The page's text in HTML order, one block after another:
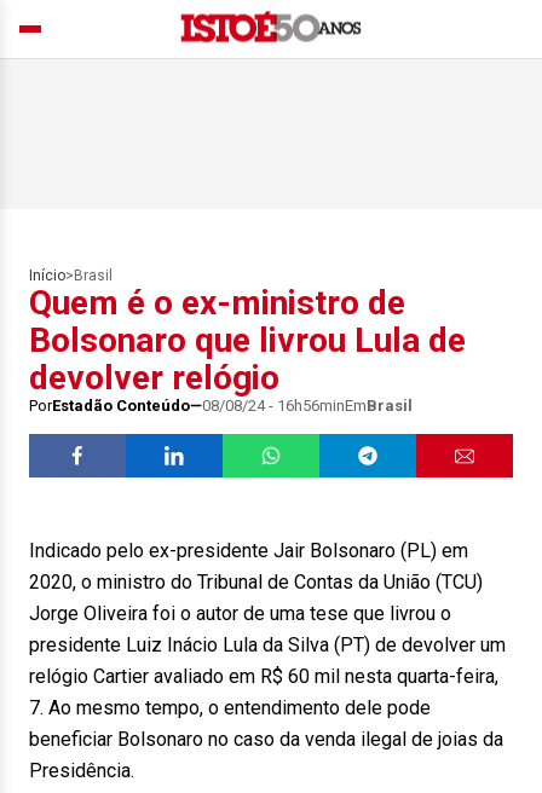
Início> Brasil
Quem é o ex-ministro de
Bolsonaro que livrou Lula de
devolver relógio
PorEstadão Conteúdo 08/08/24 - 16h56minEmBrasil
Indicado pelo ex-presidente Jair Bolsonaro (PL) em
2020, o ministro do Tribunal de Contas da União (TCU)
Jorge Oliveira foi o autor de uma tese que livrou o
presidente Luiz Inácio Lula da Silva (PT) de devolver um
relógio Cartier avaliado em R$ 60 mil nesta quarta-feira,
7. Ao mesmo tempo, o entendimento dele pode
beneficiar Bolsonaro no caso da venda ilegal de joias da
Presidência.